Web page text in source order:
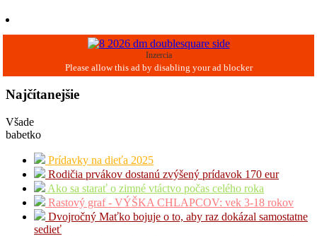
Inzercia
Najčítanejšie
Všade
babetko
Prídavky na dieťa 2025
Rodičia prvákov dostanú zvýšený prídavok 170 eur
Ako sa starať o zimné vtáctvo počas celého roka
Rastový graf - VÝŠKA CHLAPCOV: vek 3-18 rokov
Dvojročný Maťko bojuje o to, aby raz dokázal samostatne
sedieť